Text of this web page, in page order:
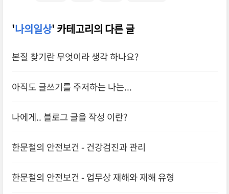
'나의일상' 카테고리의 다른 글
본질 찾기란 무엇이라 생각 하나요?
아직도 글쓰기를 주저하는 나는...
나에게.. 블로그 글을 작성 이란?
한문철의 안전보건 - 건강검진과 관리
한문철의 안전보건 - 업무상 재해와 재해 유형